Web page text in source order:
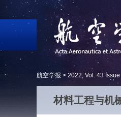
航空学报 > 2022, Vol. 43
材料工程与机